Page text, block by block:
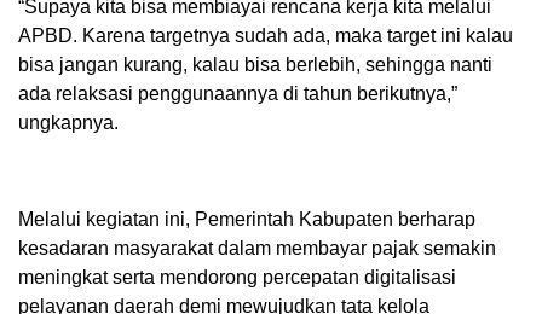
“Supaya kita bisa membiayai rencana kerja kita melalui
APBD. Karena targetnya sudah ada, maka target ini kalau
bisa jangan kurang, kalau bisa berlebih, sehingga nanti
ada relaksasi penggunaannya di tahun berikutnya,”
ungkapnya.
Melalui kegiatan ini, Pemerintah Kabupaten berharap
kesadaran masyarakat dalam membayar pajak semakin
meningkat serta mendorong percepatan digitalisasi
pelayanan daerah demi mewujudkan tata kelola